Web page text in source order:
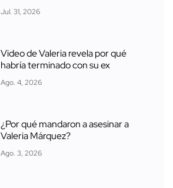
Jul. 31, 2026
Video de Valeria revela por qué
habría terminado con su ex
Ago. 4, 2026
¿Por qué mandaron a asesinar a
Valeria Márquez?
Ago. 3, 2026